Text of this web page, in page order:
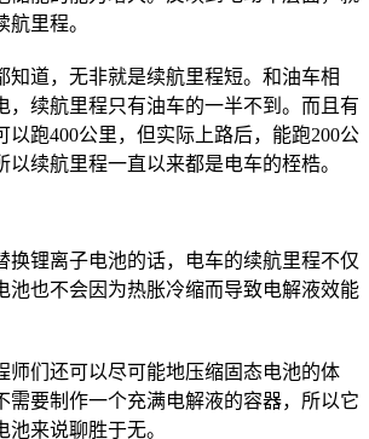
里程。
知道，无非就是续航里程短。和油车相
，续航里程只有油车的一半不到。而且有
以跑400公里，但实际上路后，能跑200公
以续航里程一直以来都是电车的桎梏。
换锂离子电池的话，电车的续航里程不仅
池也不会因为热胀冷缩而导致电解液效能
师们还可以尽可能地压缩固态电池的体
需要制作一个充满电解液的容器，所以它
来说聊胜于无。